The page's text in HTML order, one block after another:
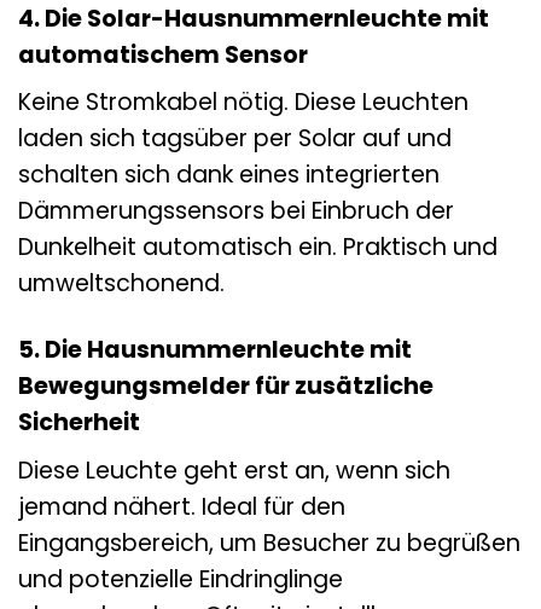
4. Die Solar-Hausnummernleuchte mit
automatischem Sensor
Keine Stromkabel nötig. Diese Leuchten
laden sich tagsüber per Solar auf und
schalten sich dank eines integrierten
Dämmerungssensors bei Einbruch der
Dunkelheit automatisch ein. Praktisch und
umweltschonend.
5. Die Hausnummernleuchte mit
Bewegungsmelder für zusätzliche
Sicherheit
Diese Leuchte geht erst an, wenn sich
jemand nähert. Ideal für den
Eingangsbereich, um Besucher zu begrüßen
und potenzielle Eindringlinge